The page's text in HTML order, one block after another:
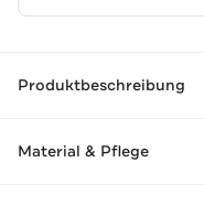
Produktbeschreibung
Material & Pflege